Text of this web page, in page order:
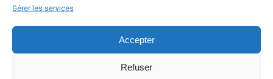
Gérer les services
Accepter
Refuser